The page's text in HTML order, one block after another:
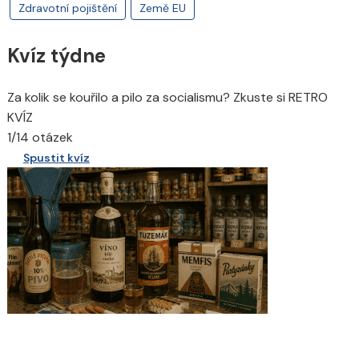
Zdravotní pojištění
Země EU
Kvíz týdne
Za kolik se kouřilo a pilo za socialismu? Zkuste si RETRO
KVÍZ
1/14 otázek
Spustit kvíz